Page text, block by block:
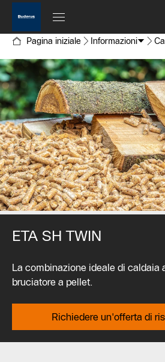
Pagina iniziale Informazioni
ETA SH TWIN
La combinazione ideale di caldaia
bruciatore a pellet.
Richiedere un'offerta di